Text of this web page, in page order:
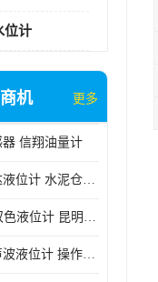
位计
机 更多
信翔油量计
广州智能雷达液位计 水泥仓料位
440mm光电双色液位计 昆明锅炉汽包用光电液位计
总线仪表超声波液位计 操作简单